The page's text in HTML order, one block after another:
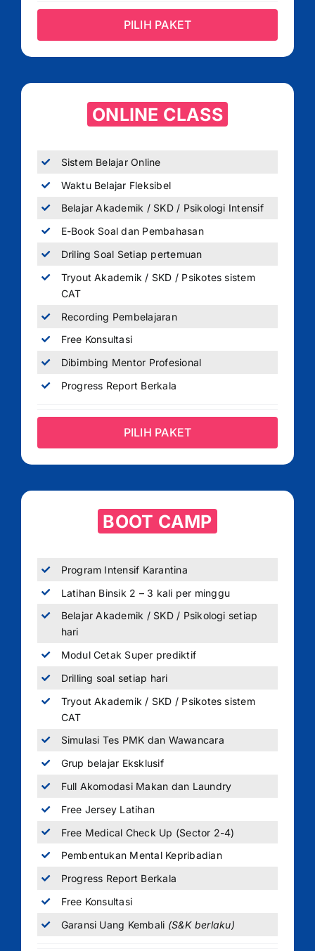
PILIH PAKET
ONLINE CLASS
Sistem Belajar Online
Waktu Belajar Fleksibel
Belajar Akademik / SKD / Psikologi Intensif
E-Book Soal dan Pembahasan
Driling Soal Setiap pertemuan
Tryout Akademik / SKD / Psikotes sistem
CAT
Recording Pembelajaran
Free Konsultasi
Dibimbing Mentor Profesional
Progress Report Berkala
PILIH PAKET
BOOT CAMP
Program Intensif Karantina
Latihan Binsik 2 – 3 kali per minggu
Belajar Akademik / SKD / Psikologi setiap
hari
Modul Cetak Super prediktif
Drilling soal setiap hari
Tryout Akademik / SKD / Psikotes sistem
CAT
Simulasi Tes PMK dan Wawancara
Grup belajar Eksklusif
Full Akomodasi Makan dan Laundry
Free Jersey Latihan
Free Medical Check Up (Sector 2-4)
Pembentukan Mental Kepribadian
Progress Report Berkala
Free Konsultasi
Garansi Uang Kembali (S&K berlaku)